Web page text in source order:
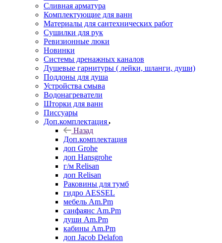
Сливная арматура
Комплектующие для ванн
Материалы для сантехнических работ
Сушилки для рук
Ревизионные люки
Новинки
Системы дренажных каналов
Душевые гарнитуры ( лейки, шланги, души)
Поддоны для душа
Устройства смыва
Водонагреватели
Шторки для ванн
Писсуары
Доп.комплектация
Назад
Доп.комплектация
доп Grohe
доп Hansgrohe
г/м Relisan
доп Relisan
Раковины для тумб
гидро AESSEL
мебель Am.Pm
санфаянс Am.Pm
души Am.Pm
кабины Am.Pm
доп Jacob Delafon